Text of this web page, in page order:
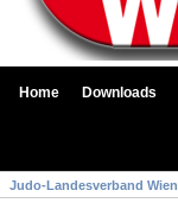
Home Downloads
Judo-Landesverband Wien